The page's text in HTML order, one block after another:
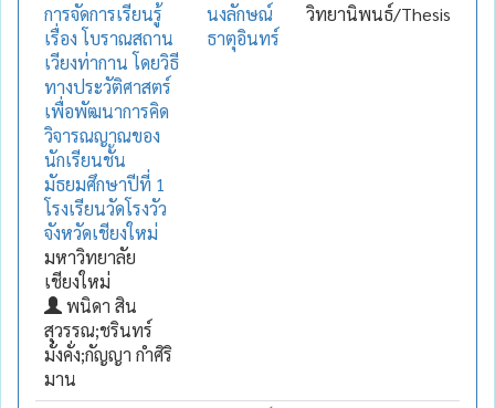
การจัดการเรียนรู้
เรื่อง โบราณสถาน
เวียงท่ากาน โดยวิธี
ทางประวัติศาสตร์
เพื่อพัฒนาการคิด
วิจารณญาณของ
นักเรียนชั้น
มัธยมศึกษาปีที่ 1
โรงเรียนวัดโรงวัว
จังหวัดเชียงใหม่
มหาวิทยาลัย
เชียงใหม่
พนิดา สิน
สุวรรณ;ชรินทร์
มั่งคั่ง;กัญญา กำศิริ
มาน
นงลักษณ์
ธาตุอินทร์
วิทยานิพนธ์/Thesis